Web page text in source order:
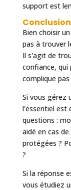
support est
Conclusion
Bien choisir
pas à trouver
Il s'agit de
confiance, qui
complique pas
Si vous gérez
l'essentiel est
questions :
aidé en cas
protégées ?
?
Si la réponse
vous étudiez